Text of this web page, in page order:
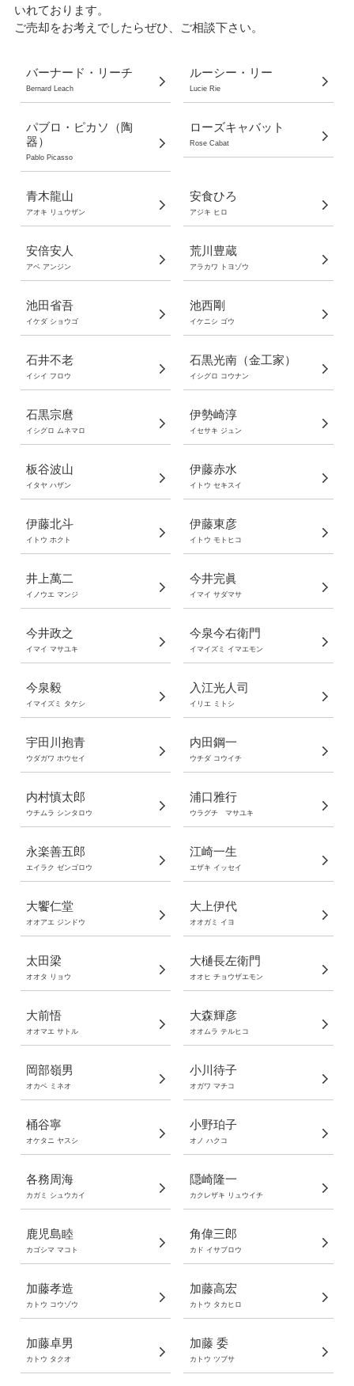
いれております。
ご売却をお考えでしたらぜひ、ご相談下さい。
バーナード・リーチ
Bernard Leach
ルーシー・リー
Lucie Rie
パブロ・ピカソ（陶
器）
Pablo Picasso
ローズキャバット
Rose Cabat
青木龍山
アオキ リュウザン
安食ひろ
アジキ ヒロ
安倍安人
アベ アンジン
荒川豊蔵
アラカワ トヨゾウ
池田省吾
イケダ ショウゴ
池西剛
イケニシ ゴウ
石井不老
イシイ フロウ
石黒光南（金工家）
イシグロ コウナン
石黒宗麿
イシグロ ムネマロ
伊勢崎淳
イセサキ ジュン
板谷波山
イタヤ ハザン
伊藤赤水
イトウ セキスイ
伊藤北斗
イトウ ホクト
伊藤東彦
イトウ モトヒコ
井上萬二
イノウエ マンジ
今井完眞
イマイ サダマサ
今井政之
イマイ マサユキ
今泉今右衛門
イマイズミ イマエモン
今泉毅
イマイズミ タケシ
入江光人司
イリエ ミトシ
宇田川抱青
ウダガワ ホウセイ
内田鋼一
ウチダ コウイチ
内村慎太郎
ウチムラ シンタロウ
浦口雅行
ウラグチ マサユキ
永楽善五郎
エイラク ゼンゴロウ
江崎一生
エザキ イッセイ
大饗仁堂
オオアエ ジンドウ
大上伊代
オオガミ イヨ
太田梁
オオタ リョウ
大樋長左衛門
オオヒ チョウザエモン
大前悟
オオマエ サトル
大森輝彦
オオムラ テルヒコ
岡部嶺男
オカベ ミネオ
小川待子
オガワ マチコ
桶谷寧
オケタニ ヤスシ
小野珀子
オノ ハクコ
各務周海
カガミ シュウカイ
隠崎隆一
カクレザキ リュウイチ
鹿児島睦
カゴシマ マコト
角偉三郎
カド イサブロウ
加藤孝造
カトウ コウゾウ
加藤高宏
カトウ タカヒロ
加藤卓男
カトウ タクオ
加藤 委
カトウ ツブサ